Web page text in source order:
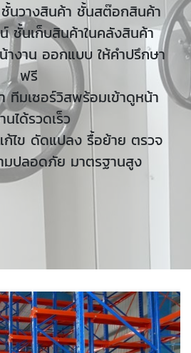
นวางสินค้า ชั้นสต๊อกสินค้า
ชั้นเก็บสินค้าในคลังสินค้า
างาน ออกแบบ ให้คำปรึกษา
ฟรี
มเซอร์วิสพร้อมเข้าดูหน้า
นได้รวดเร็ว
ไข ดัดแปลง รื้อย้าย ตรวจ
ปลอดภัย มาตรฐานสูง